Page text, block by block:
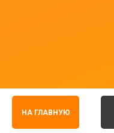
НА ГЛАВНУЮ